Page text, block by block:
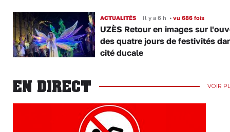
ACTUALITÉS Il y a 6 h •vu 686 fois
UZÈS Retour en images sur
des quatre jours de festivités
cité ducale
EN DIRECT VOIR